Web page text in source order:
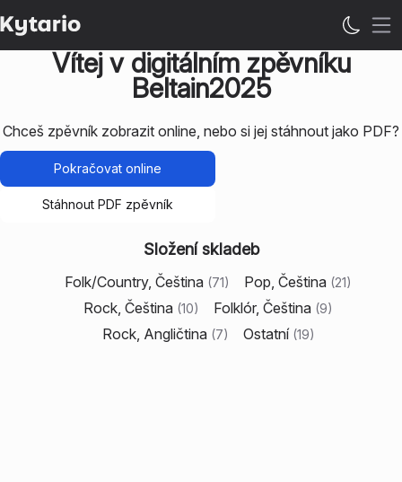
Vítej v digitálním zpěvníku
Beltain2025
Chceš zpěvník zobrazit online, nebo si jej stáhnout jako PDF?
Pokračovat online
Stáhnout PDF zpěvník
Složení skladeb
Folk/Country, Čeština (71) Pop, Čeština (21)
Rock, Čeština (10) Folklór, Čeština (9)
Rock, Angličtina (7) Ostatní (19)